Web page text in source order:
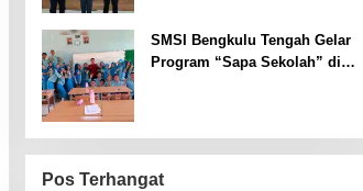
SMSI Bengkulu Tengah Gelar
Program “Sapa Sekolah” di
Pos Terhangat